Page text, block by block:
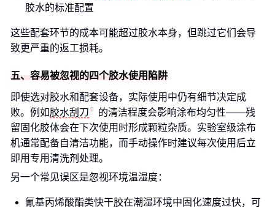
胶水的标准配置
这些配套环节的成本可能超过胶水本身，但跳过它们会导
致更严重的返工损耗。
五、容易被忽视的四个胶水使用陷阱
即使选对胶水和配套设备，实际使用中仍有细节决定成
败。例如胶水刮刀
的清洁程度会影响涂布均匀性——残
留固化胶体会在下次使用时形成颗粒杂质。实验室级涂布
机通常配备自清洁功能，而手动操作时建议每次使用后立
即用专用清洗剂处理。
另一个常见误区是忽视环境温湿度：
氰基丙烯酸酯类快干胶在潮湿环境中固化速度过快，可